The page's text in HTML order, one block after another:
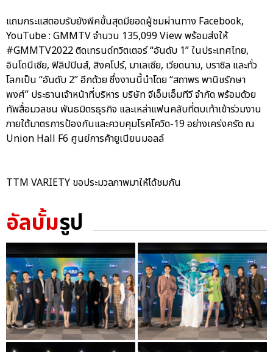
แถมกระแสตอบรับยังพีคขั้นสุดมียอดผู้ชมผ่านทาง Facebook,
YouTube : GMMTV จำนวน 135,099 View พร้อมส่งให้
#GMMTV2022 ติดเทรนด์ทวิตเตอร์ “อันดับ 1” ในประเทศไทย,
อินโดนีเซีย, ฟิลิปปินส์, สิงคโปร์, มาเลเซีย, เวียดนาม, บราซิล และทั่ว
โลกเป็น “อันดับ 2” อีกด้วย ซึ่งงานนี้นำโดย “สถาพร พานิชรักษา
พงศ์” ประธานเจ้าหน้าที่บริหาร บริษัท จีเอ็มเอ็มทีวี จำกัด พร้อมด้วย
ทัพสื่อมวลชน พันธมิตรธุรกิจ และเหล่าแฟนคลับที่ตบเท้าเข้าร่วมงาน
ภายใต้มาตรการป้องกันและควบคุมโรคโควิด-19 อย่างเคร่งครัด ณ
Union Hall F6 ศูนย์การค้ายูเนียนมอลล์
TTM VARIETY ขอประมวลภาพมาให้ได้ชมกัน
อัลบั้มรูป